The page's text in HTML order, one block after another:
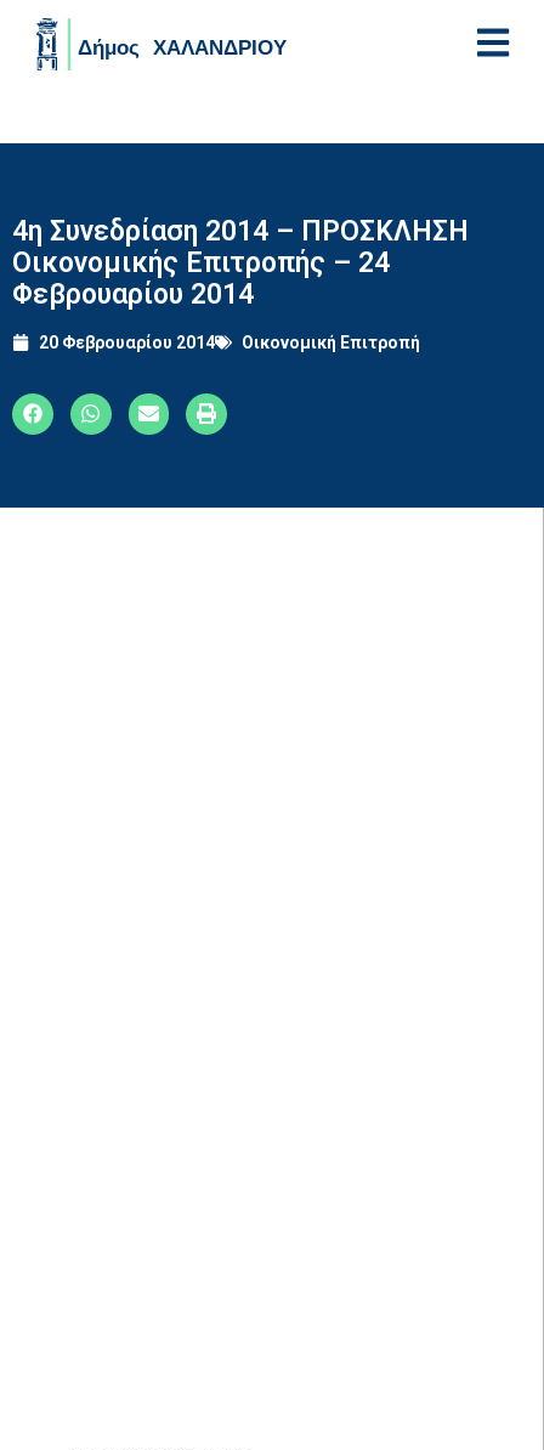
4η Συνεδρίαση 2014 – ΠΡΟΣΚΛΗΣΗ
Οικονομικής Επιτροπής – 24
Φεβρουαρίου 2014
20 Φεβρουαρίου 2014 Οικονομική Επιτροπή